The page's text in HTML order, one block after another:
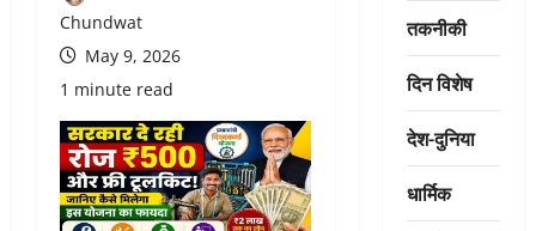
Chundwat
May 9, 2026
1 minute read
तकनीकी
दिन विशेष
देश-दुनिया
धार्मिक